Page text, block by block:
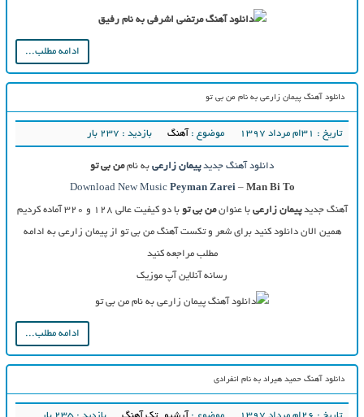
ادامه مطلب...
دانلود آهنگ پیمان زارعی به نام من بی تو
تاریخ : ۳۱ام مرداد ۱۳۹۷ موضوع : آهنگ بازدید : 237 بار
دانلود آهنگ جدید پیمان زارعی به ناممن بی تو
Download New Music Peyman Zarei– Man Bi To
آهنگ جدیدپیمان زارعی با عنوانمن بی تو با دو کیفیت عالی ۱۲۸ و ۳۲۰ آماده کردیم
همین الان دانلود کنید برای شعر و تکست آهنگ من بی تو از پیمان زارعی به ادامه
مطلب مراجعه کنید
رسانه آنلاین آپ موزیک
ادامه مطلب...
دانلود آهنگ حمید هیراد به نام انفرادی